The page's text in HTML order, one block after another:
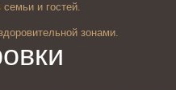
и гостей.
зонами.